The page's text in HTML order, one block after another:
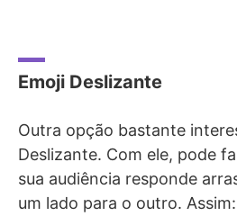
Emoji Deslizante
Outra opção bastante
Deslizante. Com ele, pode
sua audiência responde
um lado para o outro. Assim: